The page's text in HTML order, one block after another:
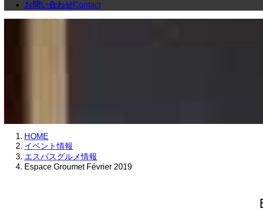
お問い合わせContact
HOME
イベント情報
エスパスグルメ情報
Espace Groumet Février 2019